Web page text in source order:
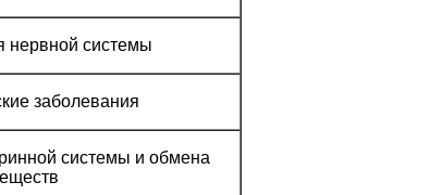
нервной системы
заболевания
системы и обмена